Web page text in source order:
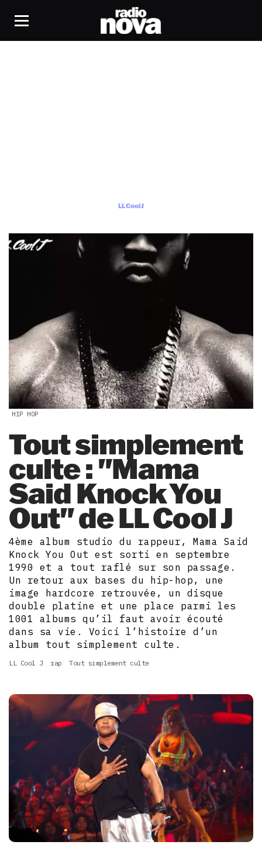
LL Cool J
HIP HOP
Tout simplement
culte : "Mama
Said Knock You
Out" de LL Cool J
4ème album studio du rappeur, Mama Said
Knock You Out est sorti en septembre
1990 et a tout raflé sur son passage.
Un retour aux bases du hip-hop, une
image hardcore retrouvée, un disque
double platine et une place parmi les
1001 albums qu’il faut avoir écouté
dans sa vie. Voici l’histoire d’un
album tout simplement culte.
LL Cool J rap Tout simplement culte